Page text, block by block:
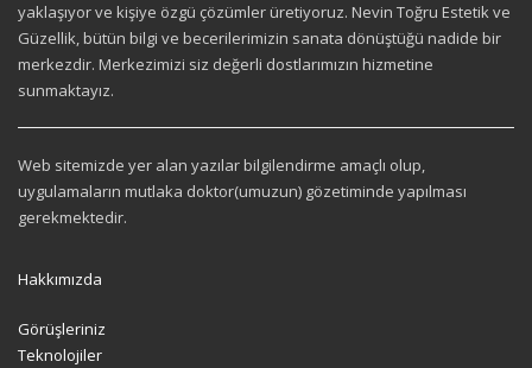
yaklaşıyor ve kişiye özgü çözümler üretiyoruz. Nevin Toğru Estetik ve
Güzellik, bütün bilgi ve becerilerimizin sanata dönüştüğü nadide bir
merkezdir. Merkezimizi siz değerli dostlarımızın hizmetine
sunmaktayız.
Web sitemizde yer alan yazılar bilgilendirme amaçlı olup,
uygulamaların mutlaka doktor(umuzun) gözetiminde yapılması
gerekmektedir.
Hakkımızda
Görüşleriniz
Teknolojiler